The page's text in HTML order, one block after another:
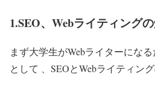
1.SEO、Webライティング
まず大学生がWebライターにな
として 、SEOとWebライティン